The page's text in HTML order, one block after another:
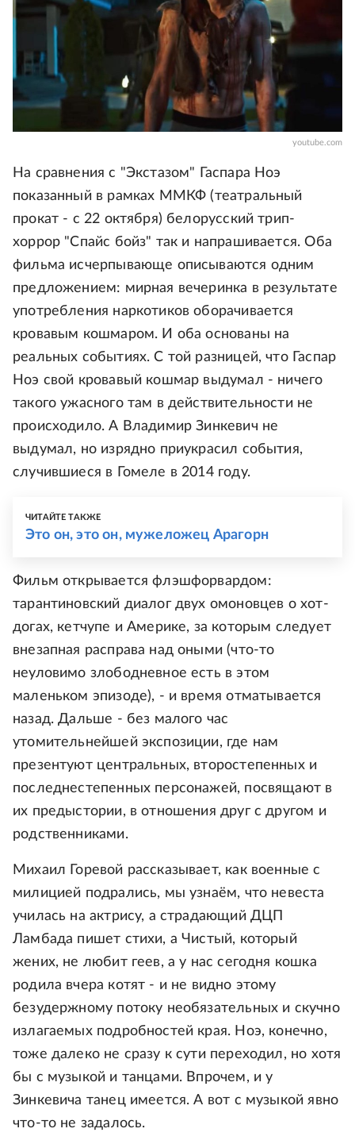
youtube.com
На сравнения с "Экстазом" Гаспара Ноэ
показанный в рамках ММКФ (театральный
прокат - с 22 октября) белорусский трип-
хоррор "Спайс бойз" так и напрашивается. Оба
фильма исчерпывающе описываются одним
предложением: мирная вечеринка в результате
употребления наркотиков оборачивается
кровавым кошмаром. И оба основаны на
реальных событиях. С той разницей, что Гаспар
Ноэ свой кровавый кошмар выдумал - ничего
такого ужасного там в действительности не
происходило. А Владимир Зинкевич не
выдумал, но изрядно приукрасил события,
случившиеся в Гомеле в 2014 году.
ЧИТАЙТЕ ТАКЖЕ
Это он, это он, мужеложец Арагорн
Фильм открывается флэшфорвардом:
тарантиновский диалог двух омоновцев о хот-
догах, кетчупе и Америке, за которым следует
внезапная расправа над оными (что-то
неуловимо злободневное есть в этом
маленьком эпизоде), - и время отматывается
назад. Дальше - без малого час
утомительнейшей экспозиции, где нам
презентуют центральных, второстепенных и
последнестепенных персонажей, посвящают в
их предыстории, в отношения друг с другом и
родственниками.
Михаил Горевой рассказывает, как военные с
милицией подрались, мы узнаём, что невеста
училась на актрису, а страдающий ДЦП
Ламбада пишет стихи, а Чистый, который
жених, не любит геев, а у нас сегодня кошка
родила вчера котят - и не видно этому
безудержному потоку необязательных и скучно
излагаемых подробностей края. Ноэ, конечно,
тоже далеко не сразу к сути переходил, но хотя
бы с музыкой и танцами. Впрочем, и у
Зинкевича танец имеется. А вот с музыкой явно
что-то не задалось.